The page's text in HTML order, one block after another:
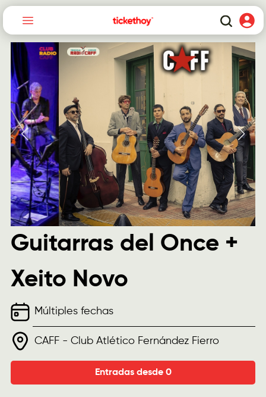
Guitarras del Once +
Xeito Novo
Múltiples fechas
CAFF - Club Atlético Fernández Fierro
Entradas desde 0